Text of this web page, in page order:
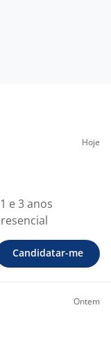
Hoje
e 3 anos
Candidatar-me
Ontem